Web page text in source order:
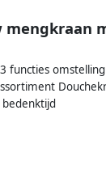
mengkraan